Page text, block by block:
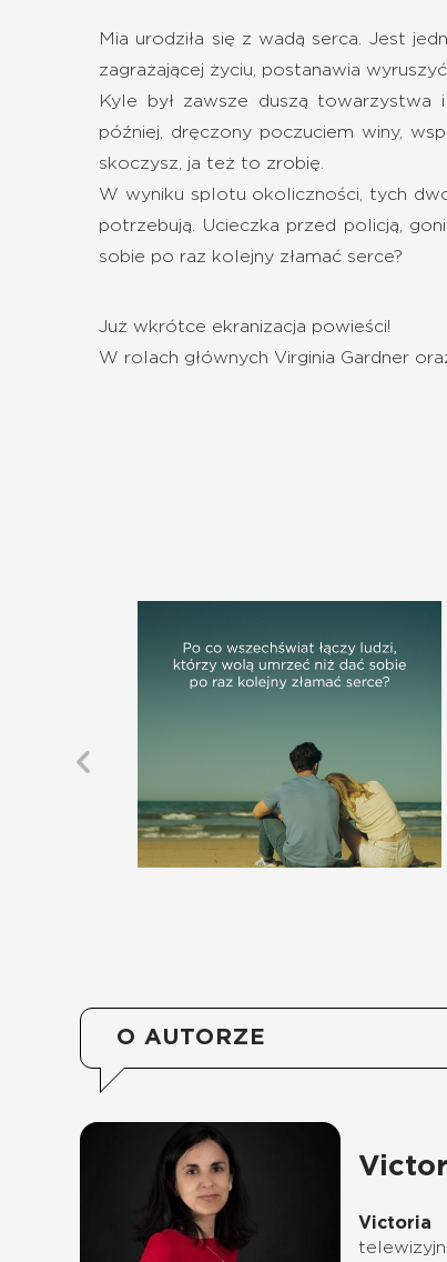
Mia urodziła się z wadą serca. Jest
zagrażającej życiu, postanawia
Kyle był zawsze duszą towarzystwa
później, dręczony poczuciem winy,
skoczysz, ja też to zrobię.
W wyniku splotu okoliczności, tych
potrzebują. Ucieczka przed policją,
sobie po raz kolejny złamać serce?
Już wkrótce ekranizacja powieści!
W rolach głównych Virginia Gardner
O AUTORZE
Victoria